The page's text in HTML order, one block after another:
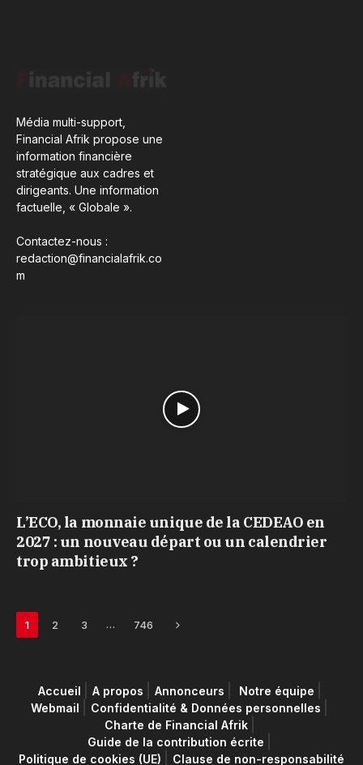
Média multi-support,
Financial Afrik propose une
information financière
stratégique aux cadres et
dirigeants. Une information
factuelle, « Globale ».
Contactez-nous :
redaction@financialafrik.co
m
L’ECO, la monnaie unique de la CEDEAO en
2027 : un nouveau départ ou un calendrier
trop ambitieux ?
1 2 3 … 746 Next
Accueil A propos Annonceurs
Notre équipe
Webmail
Confidentialité & Données personnelles
Charte de Financial Afrik
Guide de la contribution écrite
Politique de cookies (UE)
Clause de non-responsabilité